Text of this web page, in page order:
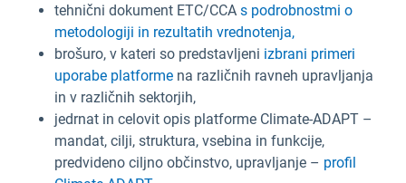
tehnični dokument ETC/CCA s podrobnostmi o
metodologiji in rezultatih vrednotenja,
brošuro, v kateri so predstavljeni izbrani primeri
uporabe platforme na različnih ravneh upravljanja
in v različnih sektorjih,
jedrnat in celovit opis platforme Climate-ADAPT –
mandat, cilji, struktura, vsebina in funkcije,
predvideno ciljno občinstvo, upravljanje – profil